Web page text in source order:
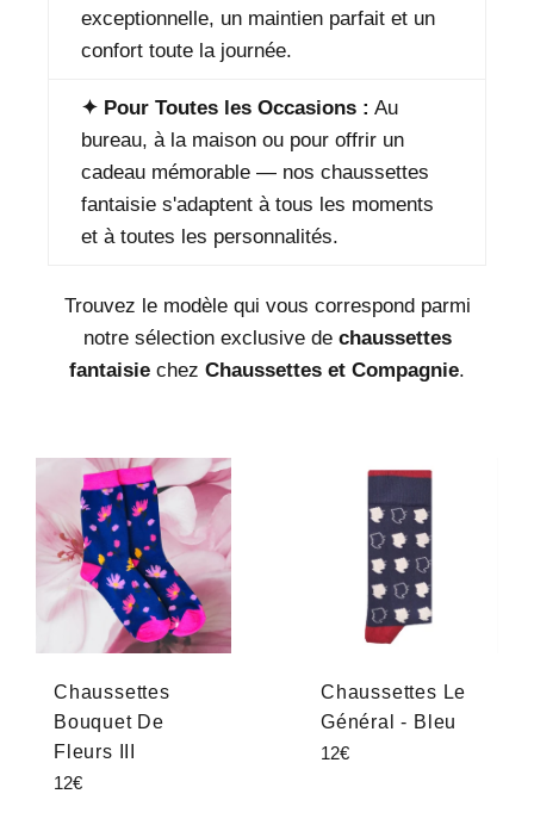
exceptionnelle, un maintien parfait et un
confort toute la journée.
✦ Pour Toutes les Occasions : Au
bureau, à la maison ou pour offrir un
cadeau mémorable — nos chaussettes
fantaisie s'adaptent à tous les moments
et à toutes les personnalités.
Trouvez le modèle qui vous correspond parmi
notre sélection exclusive de chaussettes
fantaisie chez Chaussettes et Compagnie.
Chaussettes
Bouquet De
Fleurs III
Prix
12€
Chaussettes Le
Général - Bleu
Prix
12€